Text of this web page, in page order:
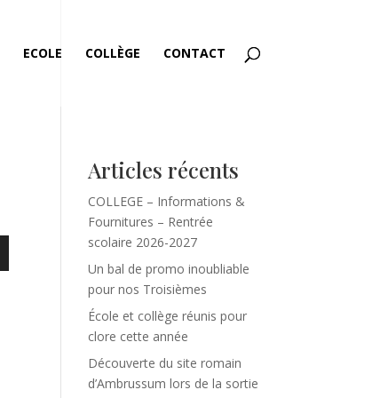
ECOLE COLLÈGE CONTACT
Articles récents
COLLEGE – Informations &
Fournitures – Rentrée
scolaire 2026-2027
Un bal de promo inoubliable
pour nos Troisièmes
École et collège réunis pour
clore cette année
Découverte du site romain
d’Ambrussum lors de la sortie